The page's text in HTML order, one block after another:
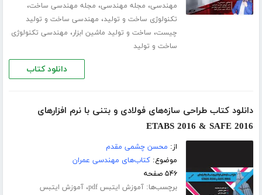
مهندسی، مجله مهندسی، مجله مهندسی ساخت،
تکنولوژی ساخت و تولید، مهندسی ساخت و تولید
چیست، ساخت و تولید ماشین ابزار، مهندسی تکنولوژی
ساخت و تولید
دانلود کتاب
دانلود کتاب طراحی سازه‌های فولادی و بتنی با نرم افزارهای
ETABS 2016 & SAFE 2016
از: محسن چشمی مقدم
موضوع:کتاب‌های مهندسی عمران
۵۴۶ صفحه
برچسب‌ها:آموزش ایتبس pdf ،آموزش ایتبس